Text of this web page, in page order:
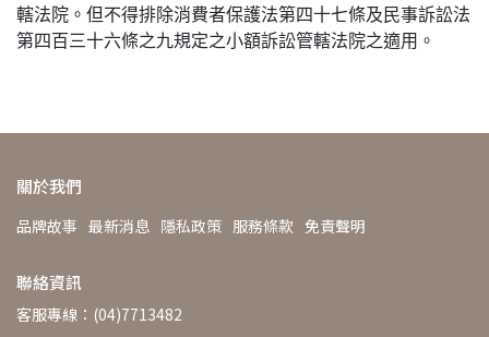
轄法院。但不得排除消費者保護法第四十七條及民事訴訟法
第四百三十六條之九規定之小額訴訟管轄法院之適用。
關於我們
品牌故事 最新消息 隱私政策 服務條款 免責聲明
聯絡資訊
客服專線：(04)7713482